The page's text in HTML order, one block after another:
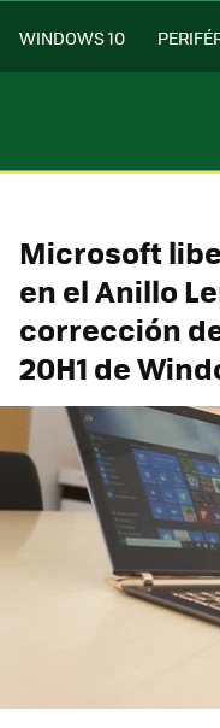
WINDOWS 10
Microsoft
en el Anillo
corrección
20H1 de